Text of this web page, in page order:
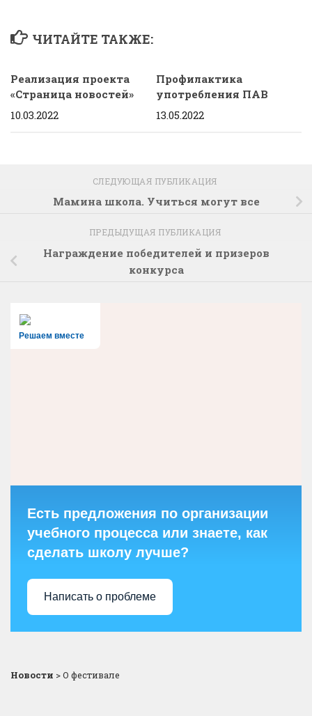
ЧИТАЙТЕ ТАКЖЕ:
Реализация проекта
«Страница новостей»
10.03.2022
Профилактика
употребления ПАВ
13.05.2022
СЛЕДУЮЩАЯ ПУБЛИКАЦИЯ
Мамина школа. Учиться могут все
ПРЕДЫДУЩАЯ ПУБЛИКАЦИЯ
Награждение победителей и призеров
конкурса
Решаем вместе
Есть предложения по организации
учебного процесса или знаете, как
сделать школу лучше?
Написать о проблеме
Новости >О фестивале